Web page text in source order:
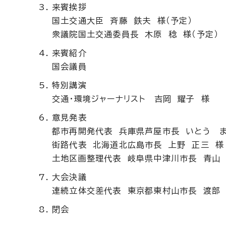
来賓挨拶
国土交通大臣 斉藤 鉄夫 様（予定）
衆議院国土交通委員長 木原 稔 様（予定）
来賓紹介
国会議員
特別講演
交通・環境ジャーナリスト 吉岡 耀子 様
意見発表
都市再開発代表 兵庫県芦屋市長 いとう
街路代表 北海道北広島市長 上野 正三 様
土地区画整理代表 岐阜県中津川市長 青
大会決議
連続立体交差代表 東京都東村山市長 渡
閉会